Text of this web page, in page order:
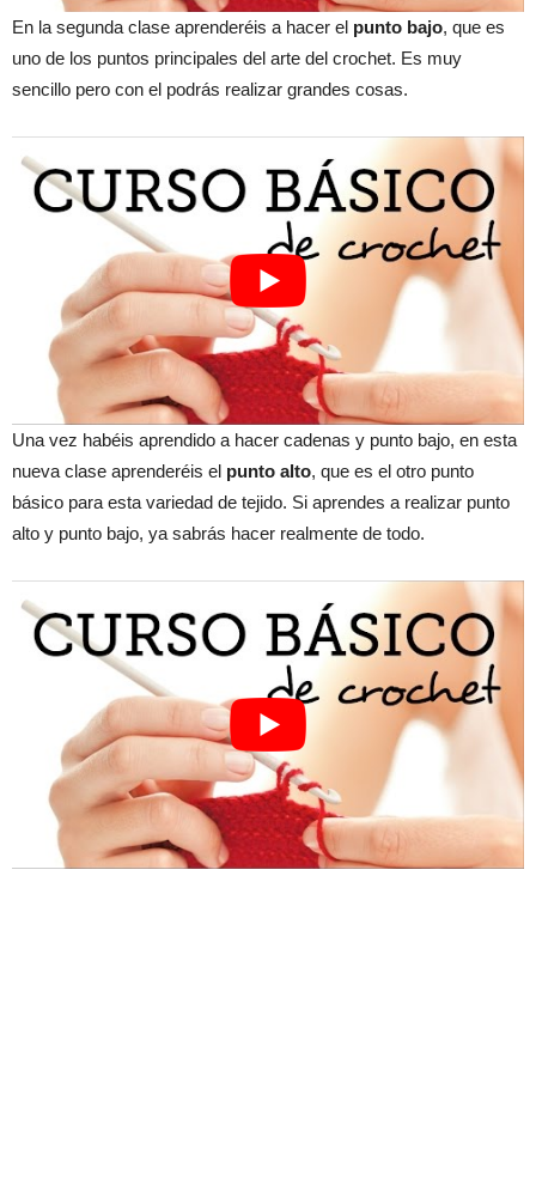
En la segunda clase aprenderéis a hacer el punto bajo, que es
uno de los puntos principales del arte del crochet. Es muy
sencillo pero con el podrás realizar grandes cosas.
Una vez habéis aprendido a hacer cadenas y punto bajo, en esta
nueva clase aprenderéis el punto alto, que es el otro punto
básico para esta variedad de tejido. Si aprendes a realizar punto
alto y punto bajo, ya sabrás hacer realmente de todo.